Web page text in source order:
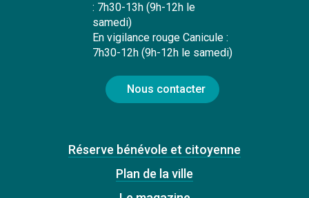
: 7h30-13h (9h-12h le
samedi)
En vigilance rouge Canicule :
7h30-12h (9h-12h le samedi)
Nous contacter
Réserve bénévole et citoyenne
Plan de la ville